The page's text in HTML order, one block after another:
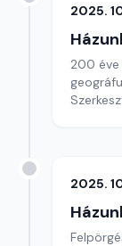
2025.
200 éve
2025.